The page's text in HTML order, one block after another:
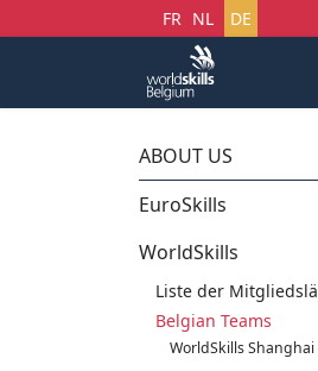
Sprache auswählen
FR NL DE
ABOUT US
EuroSkills
WorldSkills
Liste der
Belgian Teams
WorldSkills Shanghai